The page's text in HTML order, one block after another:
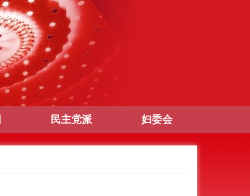
民主党派 妇委会